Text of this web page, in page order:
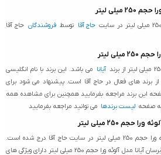
میلی لیتر
حاج آقا توسط فروشندگان حاج آقا
لیتر
آیانا می باشد. این برند با نام انگلیسی
برند های فعال در حاج آقا است. پیشنهاد می شود برای
این برند مراجعه بفرمایید همچنین برای مشاهده همه
به صفحه لیست برندها می توانید مراجعه بفرمایید
250 میلی لیتر
ویژگی های کرم آبرسان آیانا مدل آلوئه ورا حجم 250 میلی لیتر در سایت حاج آقا درج شده است.
تمامی محصولات حاج آقا از جمله کرم آبرسان آیانا مدل آلوئه ورا حجم 250 میلی لیتر دارای ویژگی های